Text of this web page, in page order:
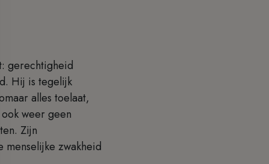
gerechtigheid
Hij is tegelijk
alles toelaat,
weer geen
Zijn
zwakheid